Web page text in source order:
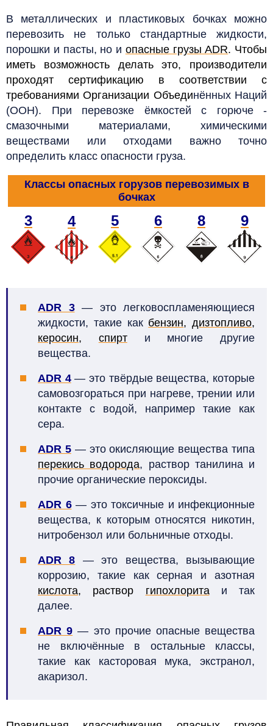
В металлических и пластиковых бочках можно
перевозить не только стандартные жидкости,
порошки и пасты, но и опасные грузы ADR. Чтобы
иметь возможность делать это, производители
проходят сертификацию в соответствии с
требованиями Организации Объединённых Наций
(ООН). При перевозке ёмкостей с горюче -
смазочными материалами, химическими
веществами или отходами важно точно
определить класс опасности груза.
Классы опасных горузов перевозимых в
бочках
3 4 5 6 8 9
ADR 3 — это легковоспламеняющиеся
жидкости, такие как бензин, дизтопливо,
керосин, спирти многие другие
вещества.
ADR 4— это твёрдые вещества, которые
самовозгораться при нагреве, трении или
контакте с водой, например такие как
сера.
ADR 5— это окисляющие вещества типа
перекись водорода, раствор танилина и
прочие органические пероксиды.
ADR 6— это токсичные и инфекционные
вещества, к которым относятся никотин,
нитробензол или больничные отходы.
ADR 8 — это вещества, вызывающие
коррозию, такие как серная и азотная
кислота, раствор гипохлорита
и так
далее.
ADR 9 — это прочие опасные вещества
не включённые в остальные классы,
такие как касторовая мука, экстранол,
акаризол.